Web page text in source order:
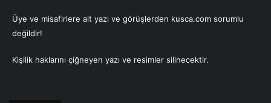
Üye ve misafirlere ait yazı ve görüşlerden kusca.com sorumlu
değildir!
Kişilik haklarını çiğneyen yazı ve resimler silinecektir.